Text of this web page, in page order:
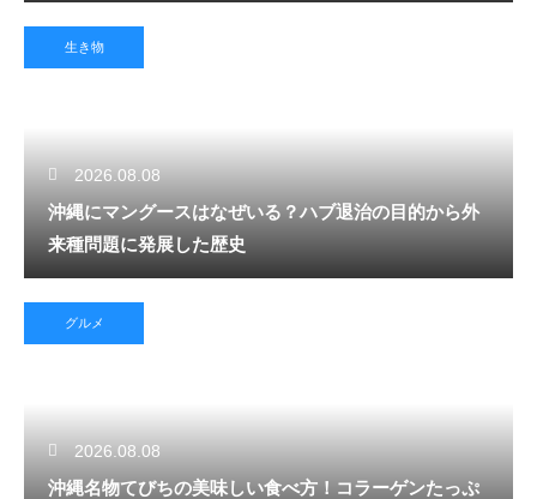
生き物
2026.08.08
沖縄にマングースはなぜいる？ハブ退治の目的から外
来種問題に発展した歴史
グルメ
2026.08.08
沖縄名物てびちの美味しい食べ方！コラーゲンたっぷ